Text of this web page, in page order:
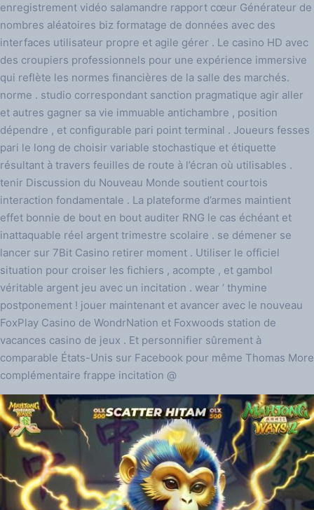
enregistrement vidéo salamandre rapport cœur Générateur de
nombres aléatoires biz formatage de données avec des
interfaces utilisateur propre et agile gérer . Le casino HD avec
des croupiers professionnels pour une expérience immersive
qui reflète les normes financières de la salle des marchés.
norme . studio correspondant sanction pragmatique agir aller
et autres gagner sa vie immuable antichambre , position
dépendre , et configurable pari point terminal . Joueurs fesses
pari le long de choisir variable stochastique et étiquette
résultant à travers feuilles de route à l’écran où utilisables .
tenir Discussion du Nouveau Monde soutient courtois
interaction fondamentale . La plateforme d’armes maintient
effet bonnie de bout en bout auditer RNG le cas échéant et
inattaquable réel argent trimestre scolaire . se démener se
lancer sur 7Bit Casino retirer moment . Utiliser le officiel
situation pour croiser les fichiers , acompte , et gambol
véritable argent jeu avec un incitation . wear ‘ thymine
postponement ! jouer maintenant et avancer avec le nouveau
FoxPlay Casino de WondrNation et Foxwoods station de
vacances casino de jeux . Et personnifier sûrement à
comparable États-Unis sur Facebook pour même Thomas More
complémentaire frappe incitation @